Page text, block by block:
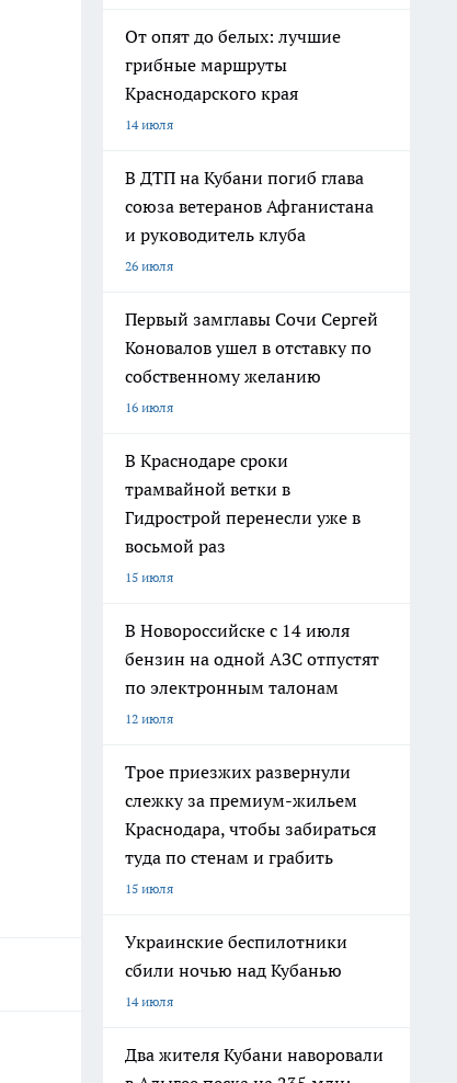
От опят до белых: лучшие
грибные маршруты
Краснодарского края
14 июля
В ДТП на Кубани погиб глава
союза ветеранов Афганистана
и руководитель клуба
26 июля
Первый замглавы Сочи Сергей
Коновалов ушел в отставку по
собственному желанию
16 июля
В Краснодаре сроки
трамвайной ветки в
Гидрострой перенесли уже в
восьмой раз
15 июля
В Новороссийске с 14 июля
бензин на одной АЗС отпустят
по электронным талонам
12 июля
Трое приезжих развернули
слежку за премиум-жильем
Краснодара, чтобы забираться
туда по стенам и грабить
15 июля
Украинские беспилотники
сбили ночью над Кубанью
14 июля
Два жителя Кубани наворовали